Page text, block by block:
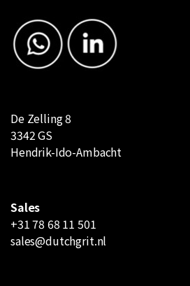
De Zelling 8
3342 GS
Hendrik-Ido-Ambacht
Sales
+31 78 68 11 501
sales@dutchgrit.nl